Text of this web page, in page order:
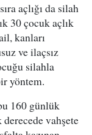
açlığı da silah
30 çocuk açlık
kanları
ve ilaçsız
silahla
yöntem.
160 günlük
derecede vahşete